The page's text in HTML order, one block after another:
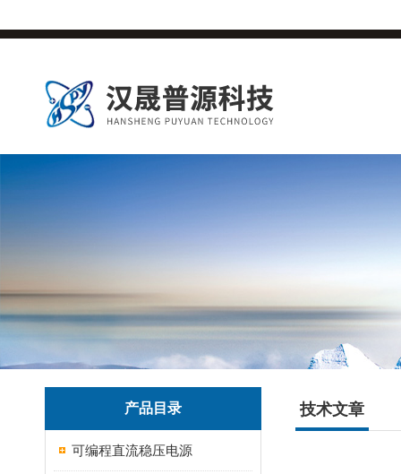
产品目录
可编程直流稳压电源
技术文章